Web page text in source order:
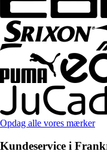
Opdag alle vores mærker
Kundeservice i